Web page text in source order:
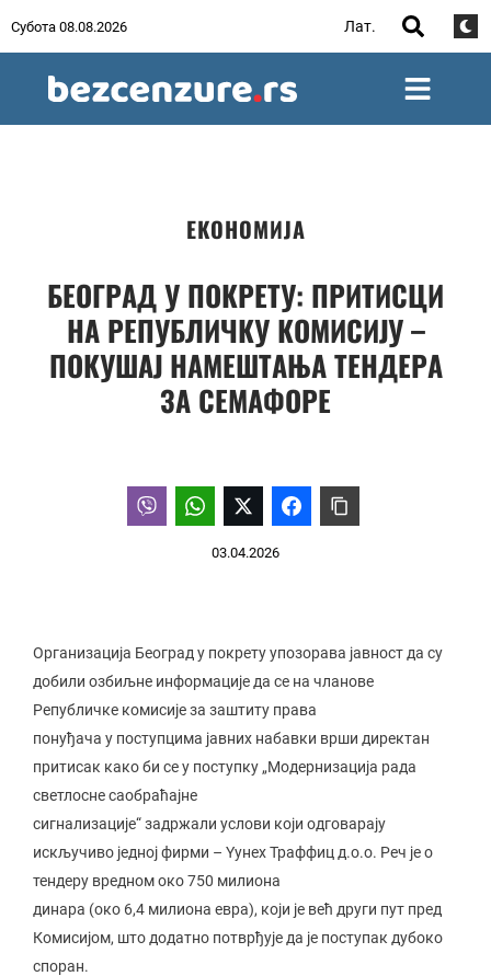
Субота 08.08.2026 Лат.
ЕКОНОМИЈА
БЕОГРАД У ПОКРЕТУ: ПРИТИСЦИ
НА РЕПУБЛИЧКУ КОМИСИЈУ –
ПОКУШАЈ НАМЕШТАЊА ТЕНДЕРА
ЗА СЕМАФОРЕ
03.04.2026
Организација Београд у покрету упозорава јавност да су
добили озбиљне информације да се на чланове
Републичке комисије за заштиту права
понуђача у поступцима јавних набавки врши директан
притисак како би се у поступку „Модернизација рада
светлосне саобраћајне
сигнализације“ задржали услови који одговарају
искључиво једној фирми – Yунеx Траффиц д.о.о. Реч је о
тендеру вредном око 750 милиона
динара (око 6,4 милиона евра), који је већ други пут пред
Комисијом, што додатно потврђује да је поступак дубоко
споран.